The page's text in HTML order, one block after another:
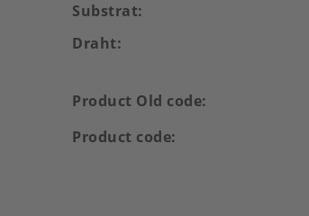
Substrat
Draht
Product Old code
Product code